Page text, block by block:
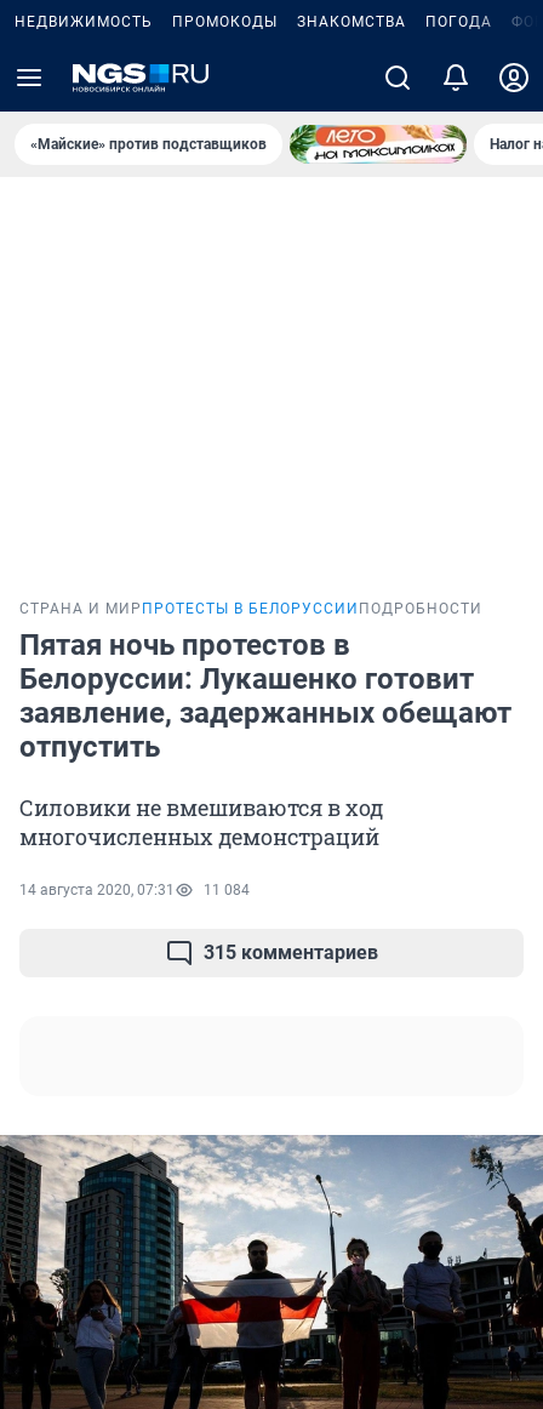
НЕДВИЖИМОСТЬ ПРОМОКОДЫ ЗНАКОМСТВА ПОГОДА
«Майские» против подставщиков Налог
СТРАНА И МИР ПРОТЕСТЫ В БЕЛОРУССИИ ПОДРОБНОСТИ
Пятая ночь протестов в
Белоруссии: Лукашенко готовит
заявление, задержанных обещают
отпустить
Силовики не вмешиваются в ход
многочисленных демонстраций
14 августа 2020, 07:31 11 084
315 комментариев